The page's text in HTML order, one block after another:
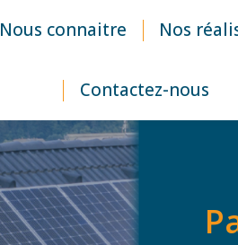
Nous connaitre Nos
Contactez-nous